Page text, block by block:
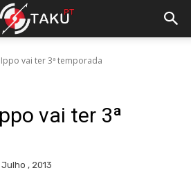
vai ter 3ª temporada
vai ter 3ª
Julho , 2013